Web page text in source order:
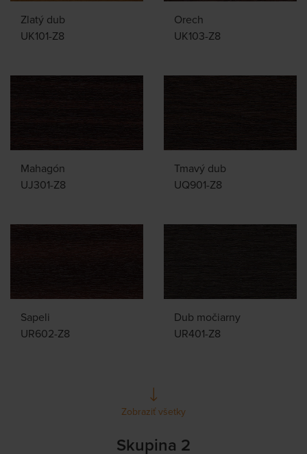
Zlatý dub
UK101-Z8
Orech
UK103-Z8
Mahagón
UJ301-Z8
Tmavý dub
UQ901-Z8
Sapeli
UR602-Z8
Dub močiarny
UR401-Z8
Zobraziť všetky
Skupina 2